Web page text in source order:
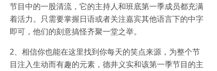
节目中的一股清流，它的主持人和班底第一季成员都充满
着活力。只需要掌握日语或者关注嘉宾其他语言下的中字
即可，他们的刻意搞怪齐聚一堂之举。
2、相信你也能在这里找到你每天的笑点来源，为整个节
目注入生动而有趣的元素，德井义实和该第一季节目的主